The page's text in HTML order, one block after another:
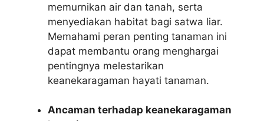
memurnikan air dan tanah, serta
menyediakan habitat bagi satwa liar.
Memahami peran penting tanaman ini
dapat membantu orang menghargai
pentingnya melestarikan
keanekaragaman hayati tanaman.
Ancaman terhadap keanekaragaman